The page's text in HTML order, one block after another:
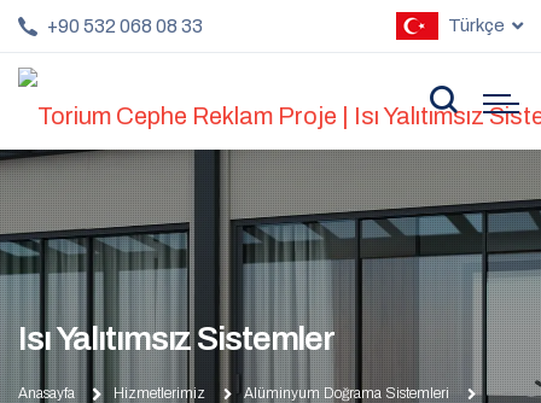
+90 532 068 08 33 Türkçe
Isı Yalıtımsız Sistemler
Anasayfa Hizmetlerimiz
Alüminyum Doğrama Sistemleri